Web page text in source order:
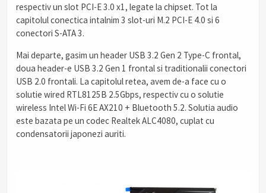
respectiv un slot PCI-E 3.0 x1, legate la chipset. Tot la
capitolul conectica intalnim 3 slot-uri M.2 PCI-E 4.0 si 6
conectori S-ATA 3.
Mai departe, gasim un header USB 3.2 Gen 2 Type-C frontal,
doua header-e USB 3.2 Gen 1 frontal si traditionalii conectori
USB 2.0 frontali. La capitolul retea, avem de-a face cu o
solutie wired RTL8125B 2.5Gbps, respectiv cu o solutie
wireless Intel Wi-Fi 6E AX210 + Bluetooth 5.2. Solutia audio
este bazata pe un codec Realtek ALC4080, cuplat cu
condensatorii japonezi auriti.